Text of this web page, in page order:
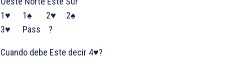
1♥ 1♠ 2♥ 2♠
3♥ Pass ?
Cuando debe Este decir 4♥?